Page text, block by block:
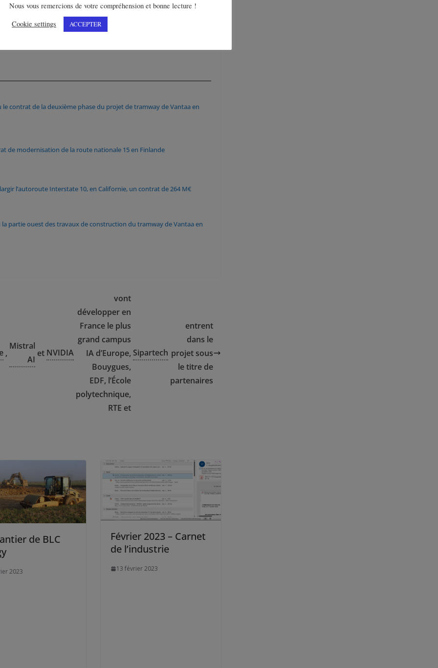
le contrat de la deuxième phase du projet de tramway de Vantaa en
de modernisation de la route nationale 15 en Finlande
l’autoroute Interstate 10, en Californie, un contrat de 264 M€
la partie ouest des travaux de construction du tramway de Vantaa en
,
Mistral
AI
et NVIDIA
vont
développer en
France le plus
grand campus
IA d’Europe,
Bouygues,
EDF, l’École
polytechnique,
RTE et
Sipartech
entrent
dans le
projet sous
le titre de
partenaires
de BLC
2023
Février 2023 – Carnet
de l’industrie
13 février 2023
Nous vous remercions de votre compréhension et bonne lecture !
Cookie settings
ACCEPTER